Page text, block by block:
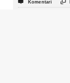
 Komentari 